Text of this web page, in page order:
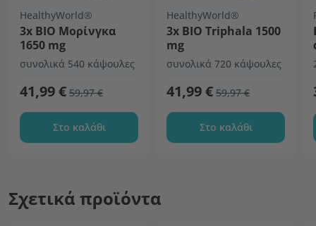
HealthyWorld®
3x ΒΙΟ Μορίνγκα
1650 mg
συνολικά 540 κάψουλες
41,99 € 59,97 €
Στο καλάθι
HealthyWorld®
3x ΒΙΟ Triphala 1500
mg
συνολικά 720 κάψουλες
41,99 € 59,97 €
Στο καλάθι
Σχετικά προϊόντα